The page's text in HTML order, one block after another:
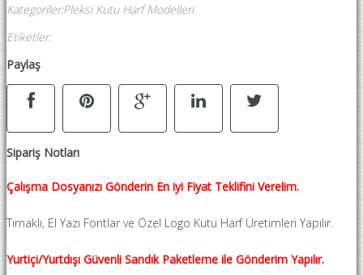
Kategoriler:Pleksi Kutu Harf Modelleri
Etiketler:
Paylaş
Sipariş Notları
Çalışma Dosyanızı Gönderin En iyi Fiyat Teklifini Verelim.
Tırnaklı, El Yazı Fontlar ve Özel Logo Kutu Harf Üretimleri Yapılır.
Yurtiçi/Yurtdışı Güvenli Sandık Paketleme ile Gönderim Yapılır.